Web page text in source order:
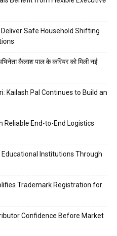
Safe Household Shifting
कैलाश पाल के करियर को मिली नई
Kailash Pal Continues to Build an
Reliable End-to-End Logistics
Educational Institutions Through
Trademark Registration for
Confidence Before Market